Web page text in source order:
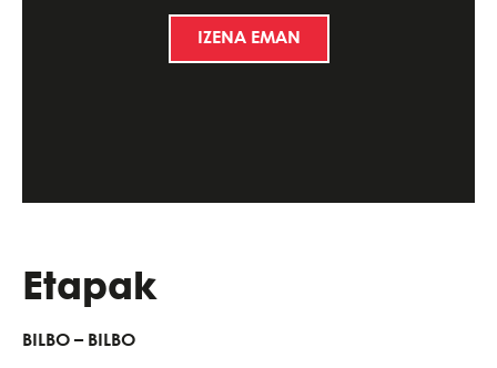
IZENA EMAN
Etapak
BILBO – BILBO